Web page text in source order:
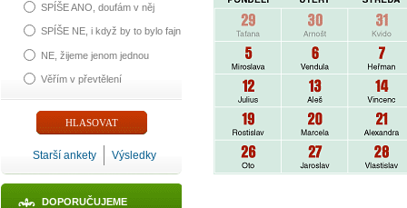
SPÍŠE ANO, doufám v něj
SPÍŠE NE, i když by to bylo fajn
NE, žijeme jenom jednou
Věřím v převtělení
Starší ankety Výsledky
DOPORUČUJEME